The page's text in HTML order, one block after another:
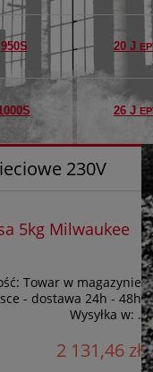
950S 20 J
26 J
230V
5kg Milwaukee
Towar w magazynie
- dostawa 24h - 48h
Wysyłka w: .
2 131,46 zł